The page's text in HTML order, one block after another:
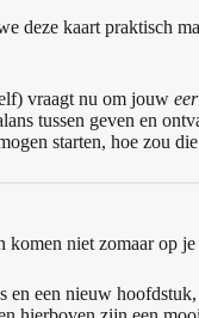
deze kaart praktisch
vraagt nu om jouw
tussen geven en
starten, hoe zou
komen niet zomaar op je
en een nieuw